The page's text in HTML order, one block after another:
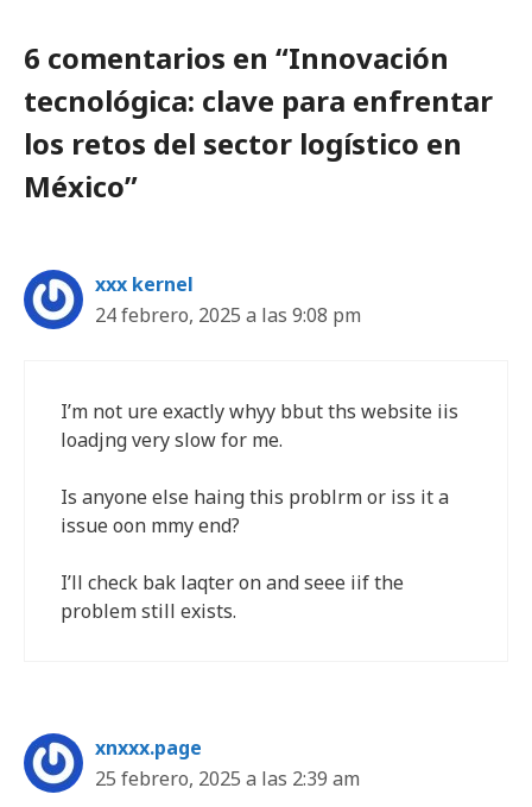
6 comentarios en “Innovación
tecnológica: clave para enfrentar
los retos del sector logístico en
México”
xxx kernel
24 febrero, 2025 a las 9:08 pm
I’m not ure exactly whyy bbut ths website iis
loadjng very slow for me.
Is anyone else haing this problrm or iss it a
issue oon mmy end?
I’ll check bak laqter on and seee iif the
problem still exists.
xnxxx.page
25 febrero, 2025 a las 2:39 am